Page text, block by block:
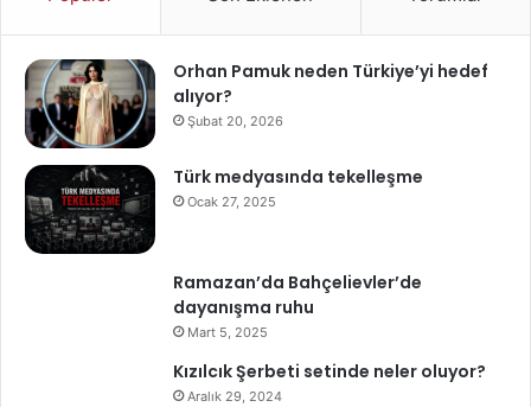
Orhan Pamuk neden Türkiye’yi hedef
alıyor?
Şubat 20, 2026
Türk medyasında tekelleşme
Ocak 27, 2025
Ramazan’da Bahçelievler’de
dayanışma ruhu
Mart 5, 2025
Kızılcık Şerbeti setinde neler oluyor?
Aralık 29, 2024